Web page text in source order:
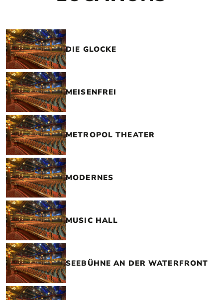
DIE GLOCKE
MEISENFREI
METROPOL THEATER
MODERNES
MUSIC HALL
SEEBÜHNE AN DER WATERFRONT